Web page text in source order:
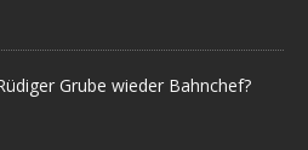
Grube wieder Bahnchef?